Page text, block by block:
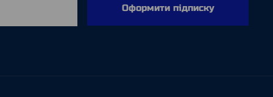
Оформити підписку